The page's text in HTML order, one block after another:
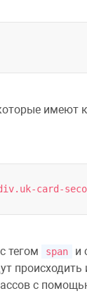
имеют
card-
тегом span
и
происходить
с